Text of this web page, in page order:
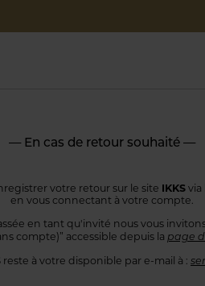
— En cas de retour souhaité —
votre retour sur le site IKKSvia
en vous connectant à votre compte.
en tant qu'invité nous vous
compte)” accessible depuis la page
reste à votre disponible par e-mail à :